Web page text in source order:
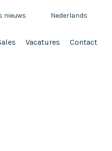
nieuws Nederlands
Vacatures Contact